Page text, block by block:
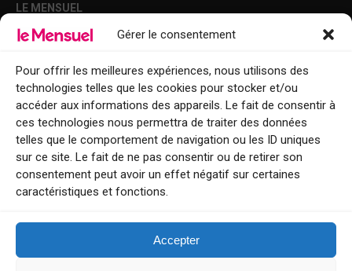
Gérer le consentement
Pour offrir les meilleures expériences, nous utilisons des
technologies telles que les cookies pour stocker et/ou
accéder aux informations des appareils. Le fait de consentir à
ces technologies nous permettra de traiter des données
telles que le comportement de navigation ou les ID uniques
sur ce site. Le fait de ne pas consentir ou de retirer son
consentement peut avoir un effet négatif sur certaines
caractéristiques et fonctions.
Accepter
LE MENSUEL
Points de diffusion Var et Alpes-Maritimes : oû trouver Le Mensuel ?
Le Mensuel en PDF : consultez le magazine en ligne
Qui sommes-nous ?
BFM Top Sorties
EVENT
Tourisme week-end : envie de vous évader le temps d’un week-end ou
Explorez nos bonnes adresses
Contact